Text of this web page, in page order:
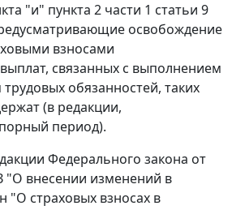
"и" пункта 2 части 1 статьи 9
освобождение
взносами
связанных с выполнением
обязанностей, таких
(в редакции,
период).
Федерального закона от
"О внесении изменений в
"О страховых взносах в